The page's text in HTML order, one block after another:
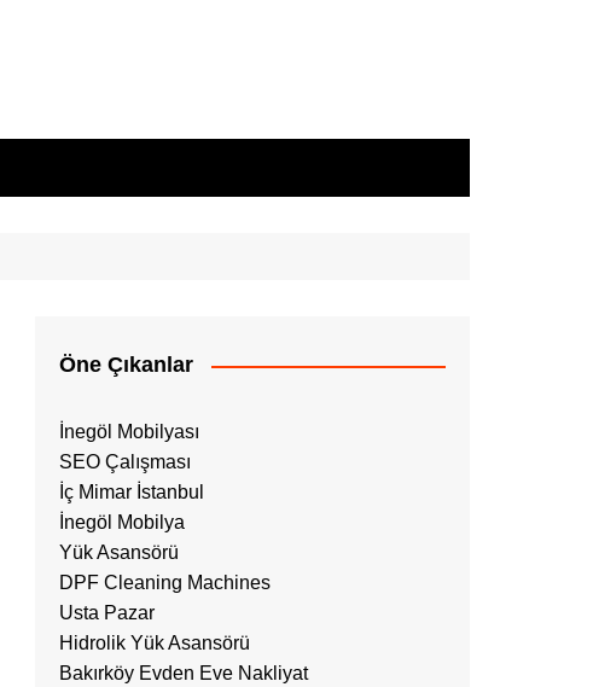
Öne Çıkanlar
İnegöl Mobilyası
SEO Çalışması
İç Mimar İstanbul
İnegöl Mobilya
Yük Asansörü
DPF Cleaning Machines
Usta Pazar
Hidrolik Yük Asansörü
Bakırköy Evden Eve Nakliyat